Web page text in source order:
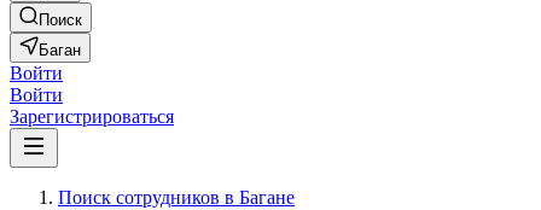
Поиск
Баган
Войти
Войти
Зарегистрироваться
Поиск сотрудников в Багане